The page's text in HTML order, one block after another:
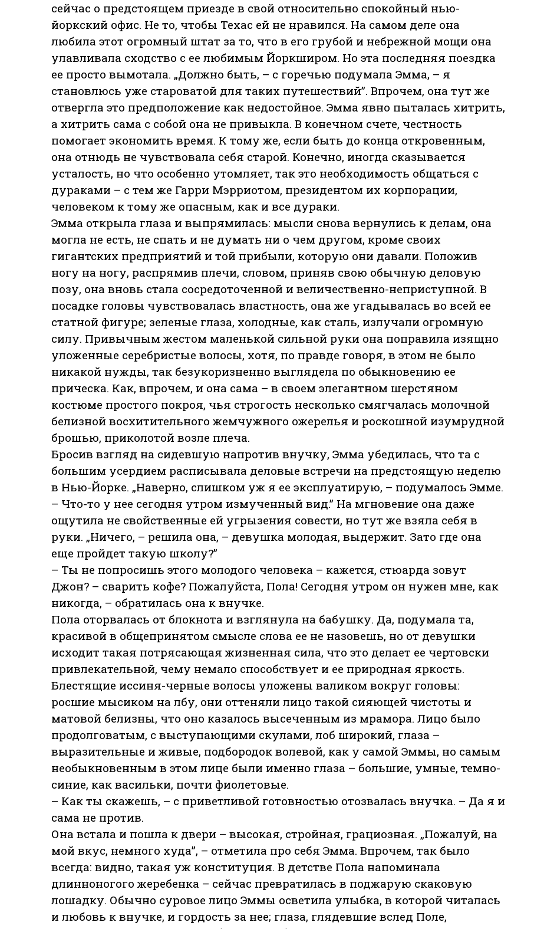
сейчас о предстоящем приезде в свой относительно спокойный нью-
йоркский офис. Не то, чтобы Техас ей не нравился. На самом деле она
любила этот огромный штат за то, что в его грубой и небрежной мощи она
улавливала сходство с ее любимым Йоркширом. Но эта последняя поездка
ее просто вымотала. „Должно быть, – с горечью подумала Эмма, – я
становлюсь уже староватой для таких путешествий”. Впрочем, она тут же
отвергла это предположение как недостойное. Эмма явно пыталась хитрить,
а хитрить сама с собой она не привыкла. В конечном счете, честность
помогает экономить время. К тому же, если быть до конца откровенным,
она отнюдь не чувствовала себя старой. Конечно, иногда сказывается
усталость, но что особенно утомляет, так это необходимость общаться с
дураками – с тем же Гарри Мэрриотом, президентом их корпорации,
человеком к тому же опасным, как и все дураки.
Эмма открыла глаза и выпрямилась: мысли снова вернулись к делам, она
могла не есть, не спать и не думать ни о чем другом, кроме своих
гигантских предприятий и той прибыли, которую они давали. Положив
ногу на ногу, распрямив плечи, словом, приняв свою обычную деловую
позу, она вновь стала сосредоточенной и величественно-неприступной. В
посадке головы чувствовалась властность, она же угадывалась во всей ее
статной фигуре; зеленые глаза, холодные, как сталь, излучали огромную
силу. Привычным жестом маленькой сильной руки она поправила изящно
уложенные серебристые волосы, хотя, по правде говоря, в этом не было
никакой нужды, так безукоризненно выглядела по обыкновению ее
прическа. Как, впрочем, и она сама – в своем элегантном шерстяном
костюме простого покроя, чья строгость несколько смягчалась молочной
белизной восхитительного жемчужного ожерелья и роскошной изумрудной
брошью, приколотой возле плеча.
Бросив взгляд на сидевшую напротив внучку, Эмма убедилась, что та с
большим усердием расписывала деловые встречи на предстоящую неделю
в Нью-Йорке. „Наверно, слишком уж я ее эксплуатирую, – подумалось Эмме.
– Что-то у нее сегодня утром измученный вид.” На мгновение она даже
ощутила не свойственные ей угрызения совести, но тут же взяла себя в
руки. „Ничего, – решила она, – девушка молодая, выдержит. Зато где она
еще пройдет такую школу?”
– Ты не попросишь этого молодого человека – кажется, стюарда зовут
Джон? – сварить кофе? Пожалуйста, Пола! Сегодня утром он нужен мне, как
никогда, – обратилась она к внучке.
Пола оторвалась от блокнота и взглянула на бабушку. Да, подумала та,
красивой в общепринятом смысле слова ее не назовешь, но от девушки
исходит такая потрясающая жизненная сила, что это делает ее чертовски
привлекательной, чему немало способствует и ее природная яркость.
Блестящие иссиня-черные волосы уложены валиком вокруг головы:
росшие мысиком на лбу, они оттеняли лицо такой сияющей чистоты и
матовой белизны, что оно казалось высеченным из мрамора. Лицо было
продолговатым, с выступающими скулами, лоб широкий, глаза –
выразительные и живые, подбородок волевой, как у самой Эммы, но самым
необыкновенным в этом лице были именно глаза – большие, умные, темно-
синие, как васильки, почти фиолетовые.
– Как ты скажешь, – с приветливой готовностью отозвалась внучка. – Да я и
сама не против.
Она встала и пошла к двери – высокая, стройная, грациозная. „Пожалуй, на
мой вкус, немного худа”, – отметила про себя Эмма. Впрочем, так было
всегда: видно, такая уж конституция. В детстве Пола напоминала
длинноногого жеребенка – сейчас превратилась в поджарую скаковую
лошадку. Обычно суровое лицо Эммы осветила улыбка, в которой читалась
и любовь к внучке, и гордость за нее; глаза, глядевшие вслед Поле,